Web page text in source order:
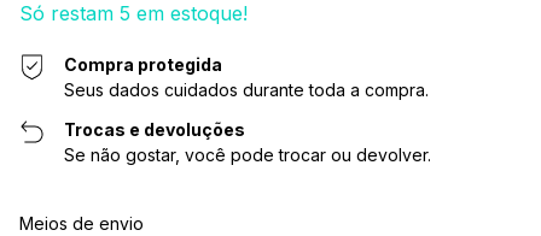
Só restam 5 em estoque!
Compra protegida
Seus dados cuidados durante toda a compra.
Trocas e devoluções
Se não gostar, você pode trocar ou devolver.
Entregas para o CEP:
Meios de envio